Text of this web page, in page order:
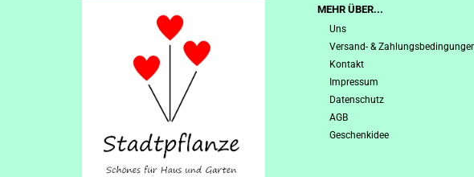
MEHR ÜBER...
Uns
Versand- &
Kontakt
Impressum
Datenschutz
AGB
Geschenkidee